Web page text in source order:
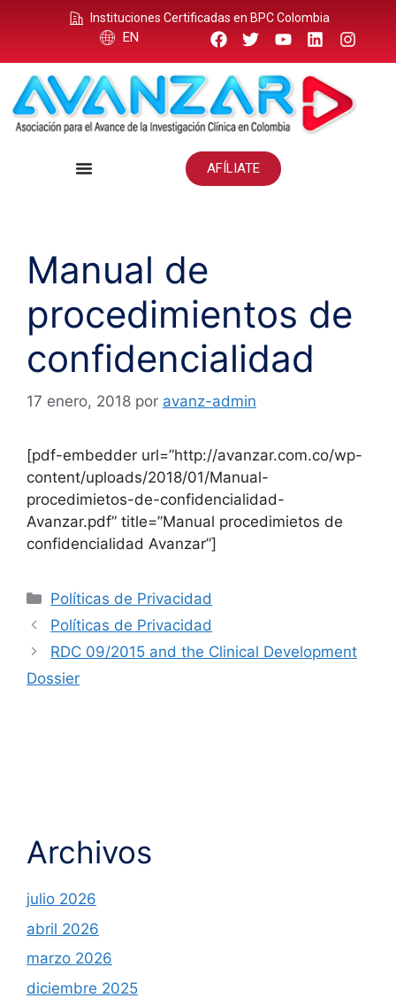
Instituciones Certificadas en BPC Colombia
EN
AFÍLIATE
Manual de
procedimientos de
confidencialidad
17 enero, 2018 por avanz-admin
[pdf-embedder url=”http://avanzar.com.co/wp-
content/uploads/2018/01/Manual-
procedimietos-de-confidencialidad-
Avanzar.pdf” title=”Manual procedimietos de
confidencialidad Avanzar”]
Políticas de Privacidad
Políticas de Privacidad
RDC 09/2015 and the Clinical Development
Dossier
Archivos
julio 2026
abril 2026
marzo 2026
diciembre 2025